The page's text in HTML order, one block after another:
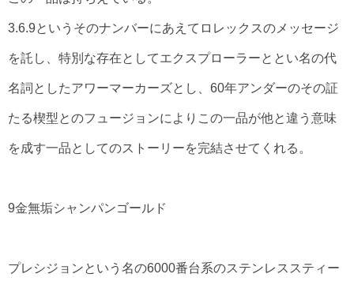
3.6.9というそのナンバーにあえてロレックスのメッセージ
を託し、特別な存在としてエクスプローラーととい名の代
名詞としたアワーマーカーズとし、60年アンダーのその証
たる楔型とのフュージョンによりこの一品が他と違う意味
を成す一品としてのストーリーを完結させてくれる。
9金無垢シャンパンゴールド
プレシジョンという名の6000番台系のステンレススティー